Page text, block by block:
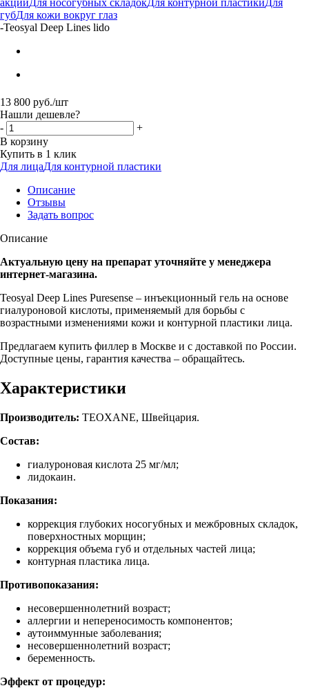
губДля кожи вокруг глаз
-Teosyal Deep Lines lido
13 800 руб./шт
Нашли дешевле?
-
+
В корзину
Купить в 1 клик
Для лицаДля контурной пластики
Описание
Отзывы
Задать вопрос
Описание
Актуальную цену на препарат уточняйте у менеджера
интернет-магазина.
Teosyal Deep Lines Puresense – инъекционный гель на основе
гиалуроновой кислоты, применяемый для борьбы с
возрастными изменениями кожи и контурной пластики лица.
Предлагаем купить филлер в Москве и с доставкой по России.
Доступные цены, гарантия качества – обращайтесь.
Характеристики
Производитель: TEOXANE, Швейцария.
Состав:
гиалуроновая кислота 25 мг/мл;
лидокаин.
Показания:
коррекция глубоких носогубных и межбровных складок,
поверхностных морщин;
коррекция объема губ и отдельных частей лица;
контурная пластика лица.
Противопоказания:
несовершеннолетний возраст;
аллергии и непереносимость компонентов;
аутоиммунные заболевания;
несовершеннолетний возраст;
беременность.
Эффект от процедур: